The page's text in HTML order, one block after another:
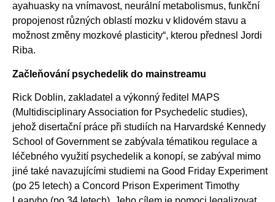
ayahuasky na vnímavost, neurální metabolismus, funkční
propojenost různých oblastí mozku v klidovém stavu a
možnost změny mozkové plasticity“, kterou přednesl Jordi
Riba.
Začleňování psychedelik do mainstreamu
Rick Doblin, zakladatel a výkonný ředitel MAPS
(Multidisciplinary Association for Psychedelic studies),
jehož disertační práce při studiích na Harvardské Kennedy
School of Government se zabývala tématikou regulace a
léčebného využití psychedelik a konopí, se zabýval mimo
jiné také navazujícími studiemi na Good Friday Experiment
(po 25 letech) a Concord Prison Experiment Timothy